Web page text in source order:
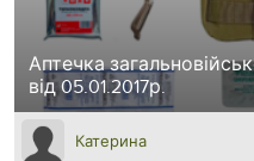
Аптечка
від 05.01.2017р.
Катерина